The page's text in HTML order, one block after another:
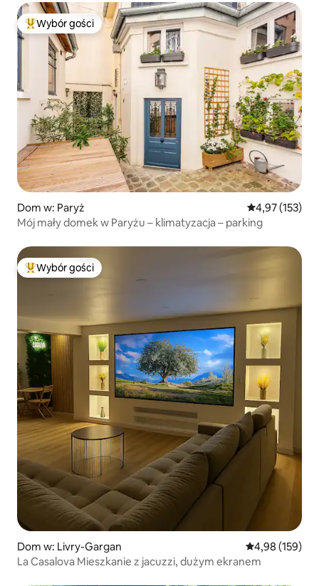
Najpopularniejsze z kategorii Wybór gości
Wybór gości
Dom w: Paryż Średnia
4,97 (153)
Mój mały domek w Paryżu – klimatyzacja – parking
Najpopularniejsze z kategorii Wybór gości
Wybór gości
Dom w: Livry-Gargan Średnia
4,98 (159)
La Casalova Mieszkanie z jacuzzi, dużym ekranem